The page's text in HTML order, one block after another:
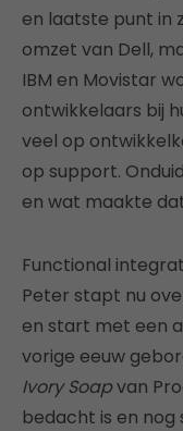
en laatste punt in
omzet van Dell,
IBM en Movistar
ontwikkelaars bij
veel op
op support.
en wat maakte
Functional
Peter stapt nu
en start met een
vorige eeuw
Ivory Soapvan
bedacht is en nog